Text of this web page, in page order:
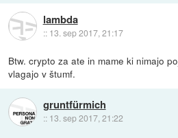
lambda
:: 13. sep 2017, 21:17
Btw. crypto za ate in mame ki nimajo
vlagajo v štumf.
gruntfürmich
:: 13. sep 2017, 21:22